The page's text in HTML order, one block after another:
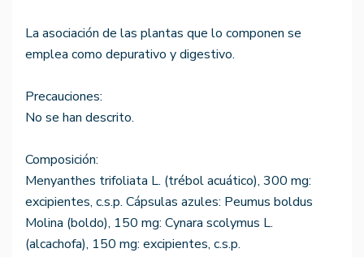
La asociación de las plantas que lo componen se
emplea como depurativo y digestivo.
Precauciones:
No se han descrito.
Composición:
Menyanthes trifoliata L. (trébol acuático), 300 mg:
excipientes, c.s.p. Cápsulas azules: Peumus boldus
Molina (boldo), 150 mg: Cynara scolymus L.
(alcachofa), 150 mg: excipientes, c.s.p.